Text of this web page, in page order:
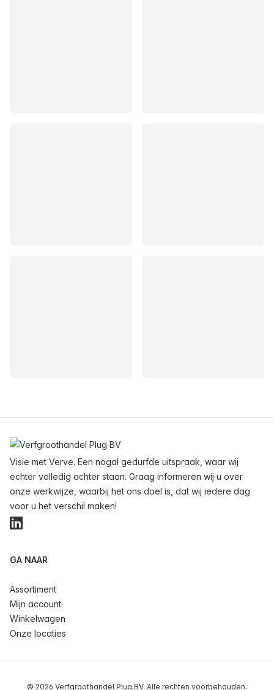
Visie met Verve. Een nogal gedurfde uitspraak, waar wij
echter volledig achter staan. Graag informeren wij u over
onze werkwijze, waarbij het ons doel is, dat wij iedere dag
voor u het verschil maken!
LinkedIn
GA NAAR
Assortiment
Mijn account
Winkelwagen
Onze locaties
© 2026 Verfgroothandel Plug BV. Alle rechten voorbehouden.